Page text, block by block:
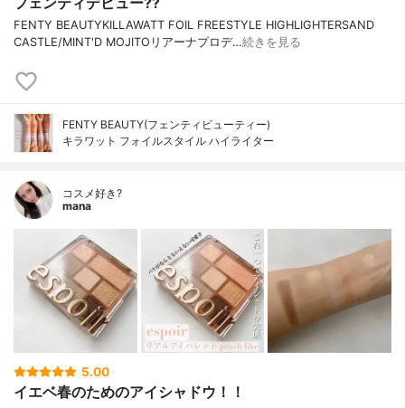
FENTY BEAUTYKILLAWATT FOIL FREESTYLE HIGHLIGHTERSAND
CASTLE/MINT'D MOJITOリアーナプロデ…続きを見る
FENTY BEAUTY(フェンティビューティー)
キラワット フォイルスタイル ハイライター
コスメ好き?
mana
5.00
イエベ春のためのアイシャドウ！！